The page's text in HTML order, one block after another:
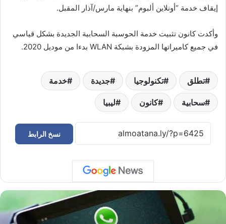
إيقاف خدمة “أونلاين ألبوم” بنهاية مارس/آذار المقبل.
وأكدت كانون تثبيت خدمة الحوسبة السحابية الجديدة بشكل قياسي
في جميع كاميراتها المزودة بشبكة WLAN بدءا من موديل 2020.
تطلق تكنولوجيا جديدة خدمة
سحابية كانون ليبيا
نسخ الرابط